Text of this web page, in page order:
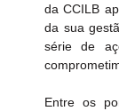
da CCILB
da sua
série de
Entre os